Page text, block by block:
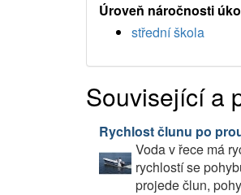
Úroveň náročnosti
střední škola
Související a
Rychlost člunu po
Voda v řece má
rychlostí se
projede člun,